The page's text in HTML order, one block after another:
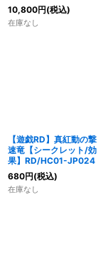
10,800円(税込)
在庫なし
【遊戯RD】真紅動の撃
速竜【シークレット/効
果】RD/HC01-JP024
680円(税込)
在庫なし